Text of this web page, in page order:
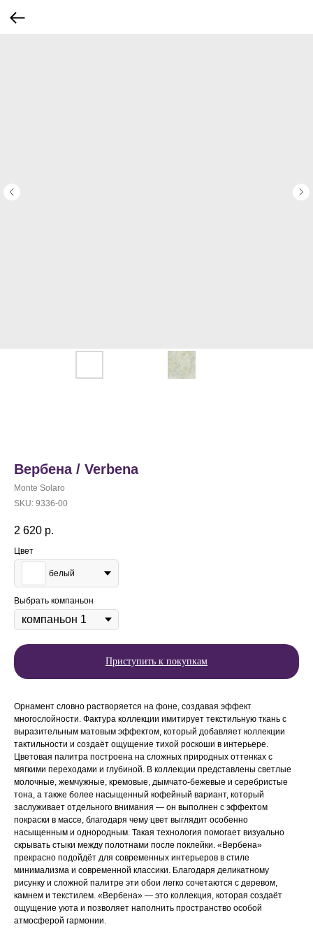
Вербена / Verbena
Monte Solaro
SKU: 9336-00
2 620 р.
Цвет
белый
Выбрать компаньон
Приступить к покупкам
Орнамент словно растворяется на фоне, создавая эффект
многослойности. Фактура коллекции имитирует текстильную ткань с
выразительным матовым эффектом, который добавляет коллекции
тактильности и создаёт ощущение тихой роскоши в интерьере.
Цветовая палитра построена на сложных природных оттенках с
мягкими переходами и глубиной. В коллекции представлены светлые
молочные, жемчужные, кремовые, дымчато-бежевые и серебристые
тона, а также более насыщенный кофейный вариант, который
заслуживает отдельного внимания — он выполнен с эффектом
покраски в массе, благодаря чему цвет выглядит особенно
насыщенным и однородным. Такая технология помогает визуально
скрывать стыки между полотнами после поклейки. «Вербена»
прекрасно подойдёт для современных интерьеров в стиле
минимализма и современной классики. Благодаря деликатному
рисунку и сложной палитре эти обои легко сочетаются с деревом,
камнем и текстилем. «Вербена» — это коллекция, которая создаёт
ощущение уюта и позволяет наполнить пространство особой
атмосферой гармонии.